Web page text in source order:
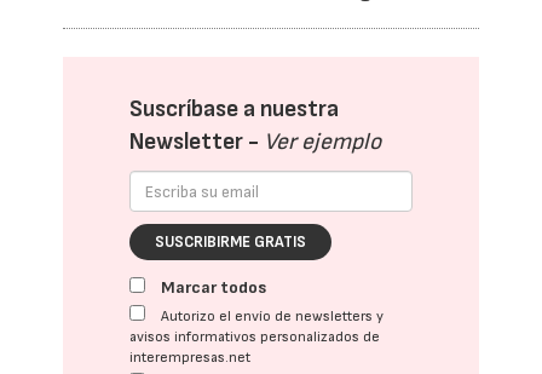
Suscríbase a nuestra
Newsletter - Ver ejemplo
SUSCRIBIRME GRATIS
Marcar todos
Autorizo el envío de newsletters y
avisos informativos personalizados de
interempresas.net